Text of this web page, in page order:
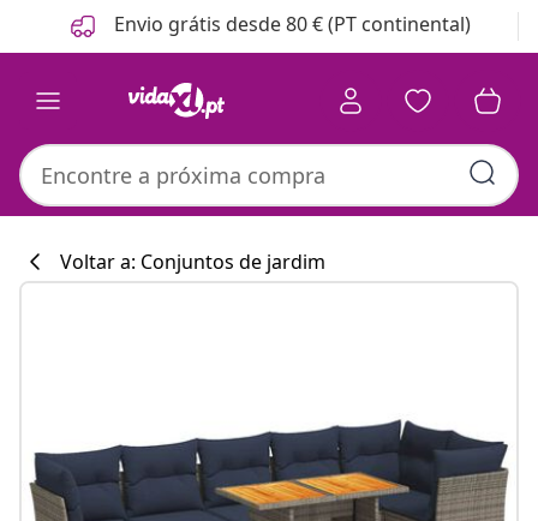
Anterior
Seguinte Envio grátis desde 80 € (PT continental)
Voltar a: Conjuntos de jardim